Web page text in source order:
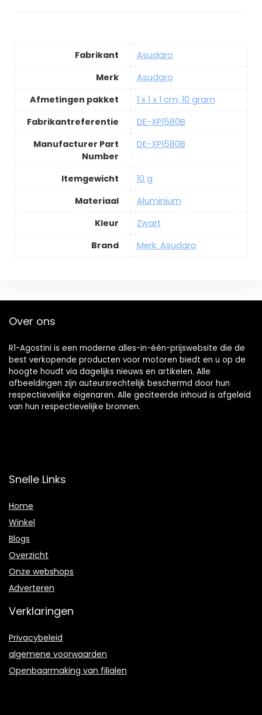
Fabrikant
Asudaro
Merk
Asudaro
Afmetingen pakket
1 x 1 x 1 cm; 10 gram
Fabrikantreferentie
DE-XP1580B
Manufacturer Part
Number
DE-XP1580B
Itemgewicht
10 g
Materiaal
Aluminium
Kleur
Zwart
Brand
Merk: Asudaro
Over ons
R1-Agostini is een moderne alles-in-één-prijswebsite die de
best verkopende producten voor motoren biedt en u op de
hoogte houdt via dagelijks nieuws en artikelen. Alle
afbeeldingen zijn auteursrechtelijk beschermd door hun
respectievelijke eigenaren. Alle geciteerde inhoud is afgeleid
van hun respectievelijke bronnen.
Snelle Links
Home
Winkel
Blogs
Overzicht
Onze webshops
Adverteren
Verklaringen
Privacybeleid
algemene voorwaarden
Openbaarmaking van filialen